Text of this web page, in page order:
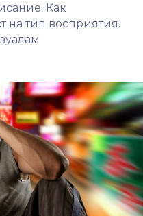
Как
на тип восприятия.